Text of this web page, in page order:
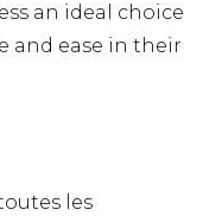
an ideal choice
and ease in their
les